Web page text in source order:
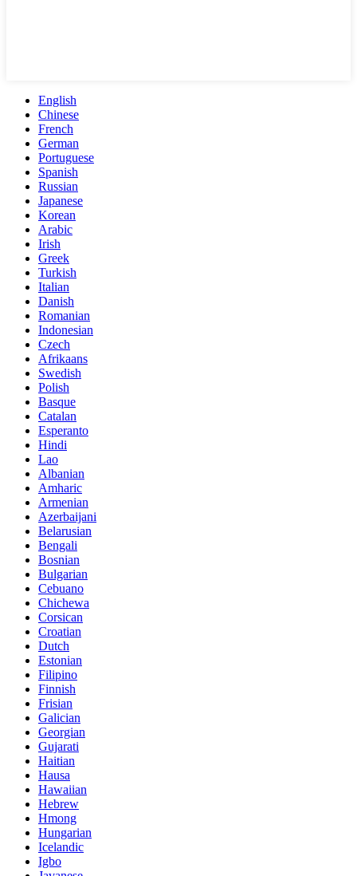
English
Chinese
French
German
Portuguese
Spanish
Russian
Japanese
Korean
Arabic
Irish
Greek
Turkish
Italian
Danish
Romanian
Indonesian
Czech
Afrikaans
Swedish
Polish
Basque
Catalan
Esperanto
Hindi
Lao
Albanian
Amharic
Armenian
Azerbaijani
Belarusian
Bengali
Bosnian
Bulgarian
Cebuano
Chichewa
Corsican
Croatian
Dutch
Estonian
Filipino
Finnish
Frisian
Galician
Georgian
Gujarati
Haitian
Hausa
Hawaiian
Hebrew
Hmong
Hungarian
Icelandic
Igbo